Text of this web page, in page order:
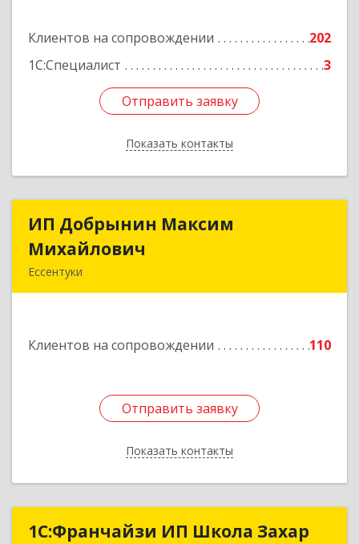
Клиентов на сопровождении
202
1С:Специалист
3
Отправить заявку
Показать контакты
Подробнее
Отправить заявку
Назад
ИП Добрынин Максим
Михайлович
Ессентуки
Клиентов на сопровождении 110
Отправить заявку
Показать контакты
ИП Добрынин Максим
Подробнее
Отправить заявку
Назад
1С:Франчайзи ИП Школа Захар
1С:Франчайзи ИП Школа Захар